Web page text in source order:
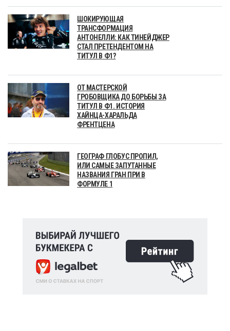
ШОКИРУЮЩАЯ
ТРАНСФОРМАЦИЯ
АНТОНЕЛЛИ: КАК ТИНЕЙДЖЕР
СТАЛ ПРЕТЕНДЕНТОМ НА
ТИТУЛ В Ф1?
ОТ МАСТЕРСКОЙ
ГРОБОВЩИКА ДО БОРЬБЫ ЗА
ТИТУЛ В Ф1. ИСТОРИЯ
ХАЙНЦА-ХАРАЛЬДА
ФРЕНТЦЕНА
ГЕОГРАФ ГЛОБУС ПРОПИЛ,
ИЛИ САМЫЕ ЗАПУТАННЫЕ
НАЗВАНИЯ ГРАН ПРИ В
ФОРМУЛЕ 1